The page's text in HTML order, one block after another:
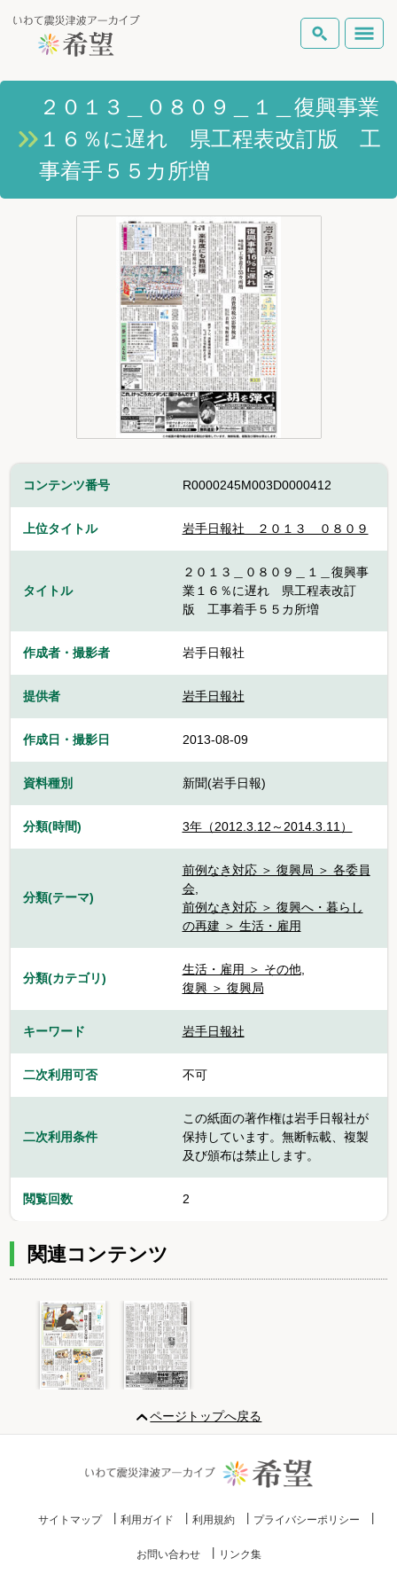
岩手県の被害状況
ピックアップコンテンツ
Foreign Laguage
検索
テーマから探す 地図から探す
２０１３＿０８０９＿１＿復興事業
１６％に遅れ 県工程表改訂版 工
事着手５５カ所増
コンテンツ番号 R0000245M003D0000412
上位タイトル 岩手日報社＿２０１３＿０８０９
タイトル
２０１３＿０８０９＿１＿復興事
業１６％に遅れ 県工程表改訂
版 工事着手５５カ所増
作成者・撮影者 岩手日報社
提供者 岩手日報社
作成日・撮影日 2013-08-09
資料種別 新聞(岩手日報)
分類(時間) 3年（2012.3.12～2014.3.11）
分類(テーマ)
前例なき対応 ＞ 復興局 ＞ 各委員
会,
前例なき対応 ＞ 復興へ・暮らし
の再建 ＞ 生活・雇用
分類(カテゴリ)
生活・雇用 ＞ その他,
復興 ＞ 復興局
キーワード 岩手日報社
二次利用可否 不可
二次利用条件
この紙面の著作権は岩手日報社が
保持しています。無断転載、複製
及び頒布は禁止します。
閲覧回数 2
関連コンテンツ
2
ページトップへ戻る
サイトマップ 利用ガイド 利用規約 プライバシーポリシー
お問い合わせ リンク集